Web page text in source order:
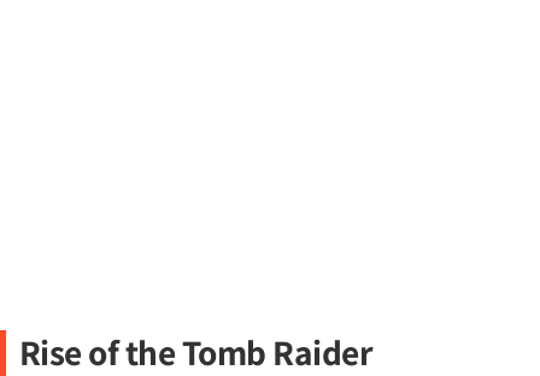
Rise of the Tomb Raider